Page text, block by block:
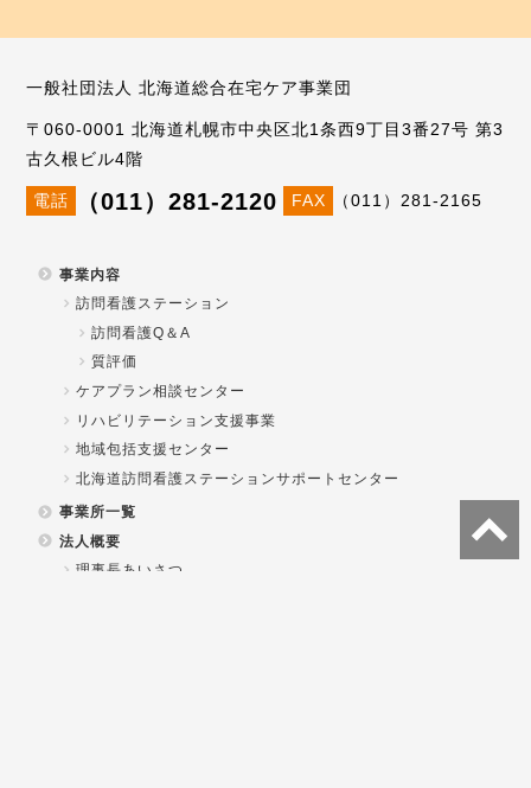
一般社団法人 北海道総合在宅ケア事業団
〒060-0001 北海道札幌市中央区北1条西9丁目3番27号 第3
古久根ビル4階
電話 （011）281-2120 FAX （011）281-2165
事業内容
訪問看護ステーション
訪問看護Q＆A
質評価
ケアプラン相談センター
リハビリテーション支援事業
地域包括支援センター
北海道訪問看護ステーションサポートセンター
事業所一覧
法人概要
理事長あいさつ